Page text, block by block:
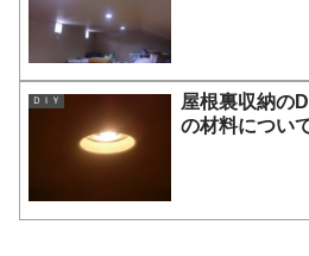
ＤＩＹ
屋根裏収納の
の材料につい